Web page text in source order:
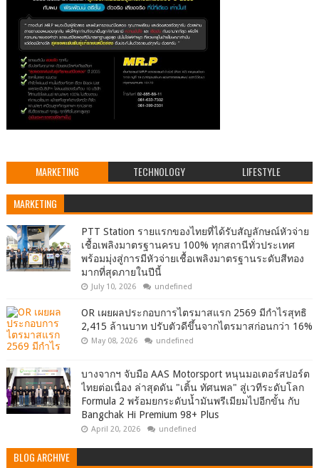
MARKETING TECHNOLOGY LIFESTYLE
MARKETING
PTT Station รายแรกของไทยที่ได้รับสัญลักษณ์หัวจ่าย
เชื้อเพลิงมาตรฐานครบ 100% ทุกสถานีทั่วประเทศ
พร้อมมุ่งสู่การมีหัวจ่ายเชื้อเพลิงมาตรฐานระดับสีทอง
มากที่สุดภายในปีนี้
July 10, 2026 undefined
OR เผยผลประกอบการไตรมาสแรก 2569 มีกำไรสุทธิ
2,415 ล้านบาท ปรับตัวดีขึ้นจากไตรมาสก่อนกว่า 16%
May 08, 2026 undefined
บางจากฯ จับมือ AAS Motorsport หนุนมอเตอร์สปอร์ต
ไทยต่อเนื่อง ล่าสุดดัน "เติ้น ทัศนพล" สู่เวทีระดับโลก
Formula 2 พร้อมยกระดับน้ำมันพรีเมียมไปอีกขั้น กับ
Bangchak Hi Premium 98+ Plus
April 20, 2026 undefined
BLOG ARCHIVE